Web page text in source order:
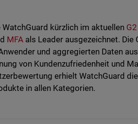
kürzlich im aktuellen
MFAals Leader ausgezeichnet. Die
und aggregierten Daten aus
von Kundenzufriedenheit und
erhielt WatchGuard
in allen Kategorien.